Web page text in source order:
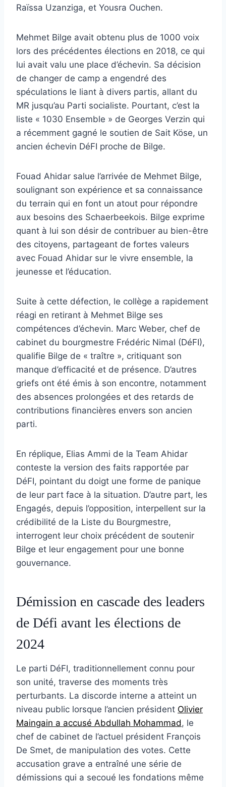
Raïssa Uzanziga, et Yousra Ouchen.
Mehmet Bilge avait obtenu plus de 1000 voix
lors des précédentes élections en 2018, ce qui
lui avait valu une place d’échevin. Sa décision
de changer de camp a engendré des
spéculations le liant à divers partis, allant du
MR jusqu’au Parti socialiste. Pourtant, c’est la
liste « 1030 Ensemble » de Georges Verzin qui
a récemment gagné le soutien de Sait Köse, un
ancien échevin DéFI proche de Bilge.
Fouad Ahidar salue l’arrivée de Mehmet Bilge,
soulignant son expérience et sa connaissance
du terrain qui en font un atout pour répondre
aux besoins des Schaerbeekois. Bilge exprime
quant à lui son désir de contribuer au bien-être
des citoyens, partageant de fortes valeurs
avec Fouad Ahidar sur le vivre ensemble, la
jeunesse et l’éducation.
Suite à cette défection, le collège a rapidement
réagi en retirant à Mehmet Bilge ses
compétences d’échevin. Marc Weber, chef de
cabinet du bourgmestre Frédéric Nimal (DéFI),
qualifie Bilge de « traître », critiquant son
manque d’efficacité et de présence. D’autres
griefs ont été émis à son encontre, notamment
des absences prolongées et des retards de
contributions financières envers son ancien
parti.
En réplique, Elias Ammi de la Team Ahidar
conteste la version des faits rapportée par
DéFI, pointant du doigt une forme de panique
de leur part face à la situation. D’autre part, les
Engagés, depuis l’opposition, interpellent sur la
crédibilité de la Liste du Bourgmestre,
interrogent leur choix précédent de soutenir
Bilge et leur engagement pour une bonne
gouvernance.
Démission en cascade des leaders
de Défi avant les élections de
2024
Le parti DéFI, traditionnellement connu pour
son unité, traverse des moments très
perturbants. La discorde interne a atteint un
niveau public lorsque l’ancien président Olivier
Maingain a accusé Abdullah Mohammad, le
chef de cabinet de l’actuel président François
De Smet, de manipulation des votes. Cette
accusation grave a entraîné une série de
démissions qui a secoué les fondations même